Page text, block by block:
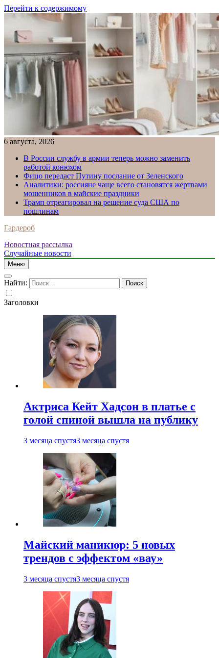
Перейти к содержимому
6 августа, 2026
В России службу в армии теперь можно заменить
работой конюхом
Фицо передаст Путину послание от Зеленского
Аналитики: россияне чаще всего становятся жертвами
мошенников в майские праздники
Трамп отреагировал на решение суда США по
пошлинам
Гардероб
Новостная рассылка
Случайные новости
Меню
Найти:
Заголовки
Актриса Кейт Хадсон в платье с
голой спиной вышла на публику
3 месяца спустя3 месяца спустя
Майский маникюр: 5 новых
трендов с эффектом «вау»
3 месяца спустя3 месяца спустя